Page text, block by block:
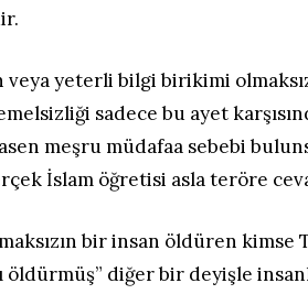
veya yeterli bilgi birikimi
sadece bu ayet
meşru müdafaa sebebi
İslam öğretisi asla teröre
bir insan öldüren kimse
öldürmüş” diğer bir deyişle